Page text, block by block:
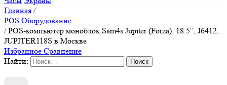
Главная /
POS Оборудование
/POS-компьютер моноблок Sam4s Jupiter (Forza), 18.5“, J6412,
JUPITER118S в Москве
Избранное Сравнение
Найти: